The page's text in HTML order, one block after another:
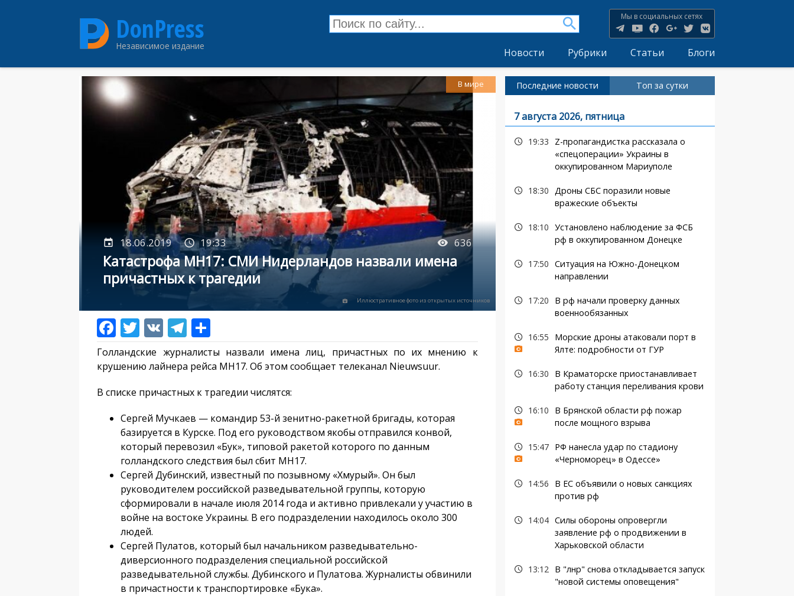
DonPress
Независимое издание
Мы в социальных сетях
Новости Рубрики Статьи Блоги
18.06.2019 19:33 636
Катастрофа MH17: СМИ Нидерландов назвали имена
причастных к трагедии
Иллюстративное фото из открытых источников
В мире
Голландские журналисты назвали имена лиц, причастных по их мнению к
крушению лайнера рейса МН17. Об этом сообщает телеканал Nieuwsuur.
В списке причастных к трагедии числятся:
Сергей Мучкаев — командир 53-й зенитно-ракетной бригады, которая
базируется в Курске. Под его руководством якобы отправился конвой,
который перевозил «Бук», типовой ракетой которого по данным
голландского следствия был сбит МН17.
Сергей Дубинский, известный по позывному «Хмурый». Он был
руководителем российской разведывательной группы, которую
сформировали в начале июля 2014 года и активно привлекали у участию в
войне на востоке Украины. В его подразделении находилось около 300
людей.
Сергей Пулатов, который был начальником разведывательно-
диверсионного подразделения специальной российской
разведывательной службы. Дубинского и Пулатова. Журналисты обвинили
в причастности к транспортировке «Бука».
Последние новости Топ за сутки
7 августа 2026, пятница
19:33
Z-пропагандистка рассказала о
«спецоперации» Украины в
оккупированном Мариуполе
18:30 Дроны СБС поразили новые
вражеские объекты
18:10 Установлено наблюдение за ФСБ
рф в оккупированном Донецке
17:50 Ситуация на Южно-Донецком
направлении
17:20
В рф начали проверку данных
военнообязанных
16:55
Морские дроны атаковали порт в
Ялте: подробности от ГУР
16:30
В Краматорске приостанавливает
работу станция переливания крови
16:10
В Брянской области рф пожар
после мощного взрыва
15:47
РФ нанесла удар по стадиону
«Черноморец» в Одессе»
14:56
В ЕС объявили о новых санкциях
против рф
14:04 Силы обороны опровергли
заявление рф о продвижении в
Харьковской области
13:12
В "лнр" снова откладывается запуск
"новой системы оповещения"